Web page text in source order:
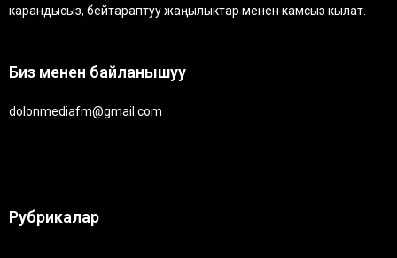
карандысыз, бейтараптуу жаңылыктар менен камсыз кылат.
Биз менен байланышуу
dolonmediafm@gmail.com
Рубрикалар